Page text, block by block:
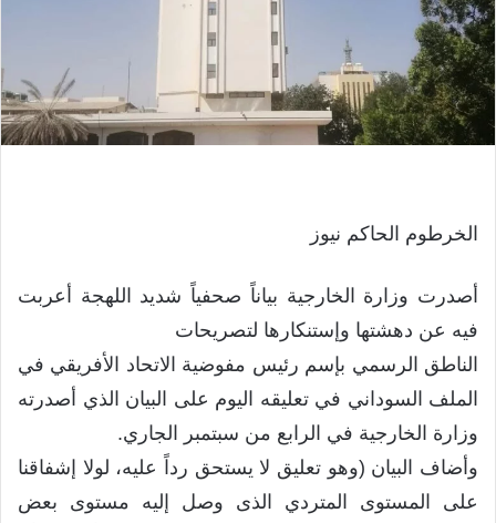
الخرطوم الحاكم نيوز
أصدرت وزارة الخارجية بياناً صحفياً شديد اللهجة أعربت
فيه عن دهشتها وإستنكارها لتصريحات
الناطق الرسمي بإسم رئيس مفوضية الاتحاد الأفريقي في
الملف السوداني في تعليقه اليوم على البيان الذي أصدرته
وزارة الخارجية في الرابع من سبتمبر الجاري.
وأضاف البيان (وهو تعليق لا يستحق رداً عليه، لولا إشفاقنا
على المستوى المتردي الذى وصل إليه مستوى بعض